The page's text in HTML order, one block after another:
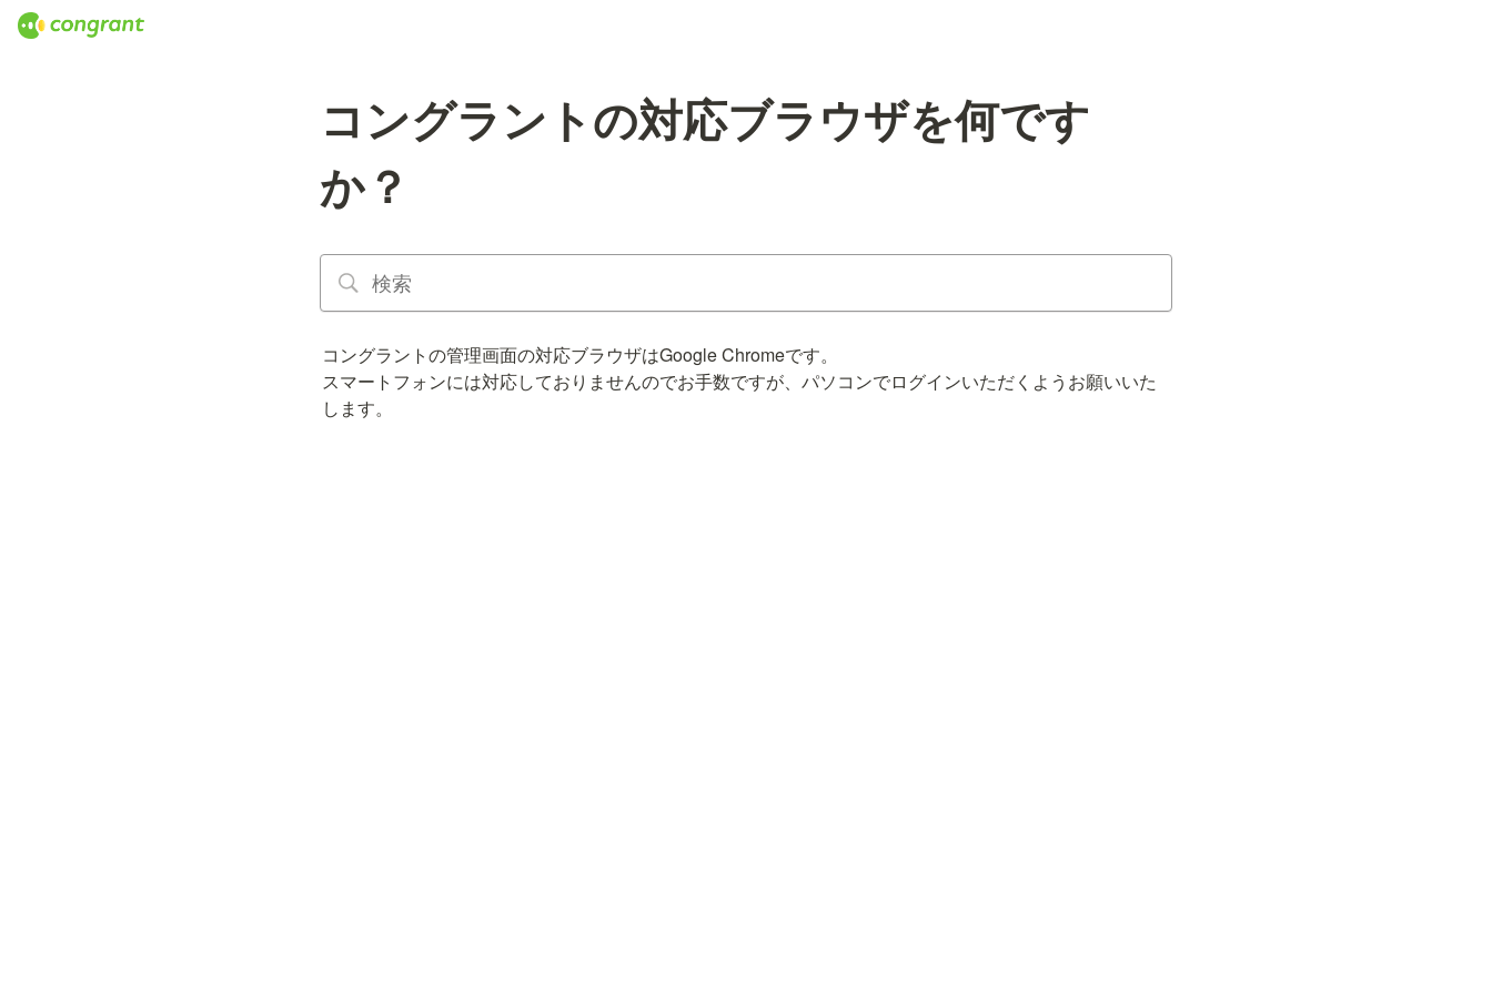
コングラントの対応ブラウザを何です
か？
コングラントの管理画面の対応ブラウザはGoogle Chromeです。
スマートフォンには対応しておりませんのでお手数ですが、パソコンでログインいただくようお願いいた
します。